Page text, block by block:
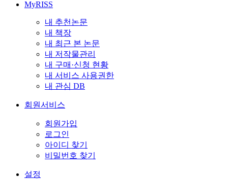
MyRISS
내 추천논문
내 책장
내 최근 본 논문
내 저작물관리
내 구매·신청 현황
내 서비스 사용권한
내 관심 DB
회원서비스
회원가입
로그인
아이디 찾기
비밀번호 찾기
설정